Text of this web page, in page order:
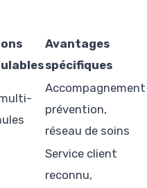
Avantages
spécifiques
Accompagnement
prévention,
réseau de soins
Service client
reconnu,